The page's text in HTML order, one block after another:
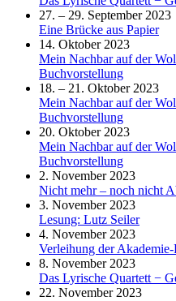
27. – 29. September 2023
Eine Brücke aus Papier
14. Oktober 2023
Mein Nachbar auf der
Buchvorstellung
18. – 21. Oktober 2023
Mein Nachbar auf der
Buchvorstellung
20. Oktober 2023
Mein Nachbar auf der
Buchvorstellung
2. November 2023
Nicht mehr – noch nicht
3. November 2023
Lesung: Lutz Seiler
4. November 2023
Verleihung der Akademie-
8. November 2023
Das Lyrische Quartett −
22. November 2023